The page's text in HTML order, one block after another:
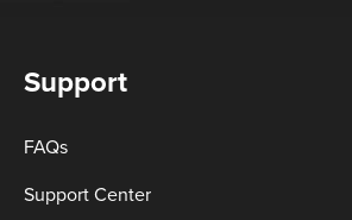
Support
FAQs
Support Center